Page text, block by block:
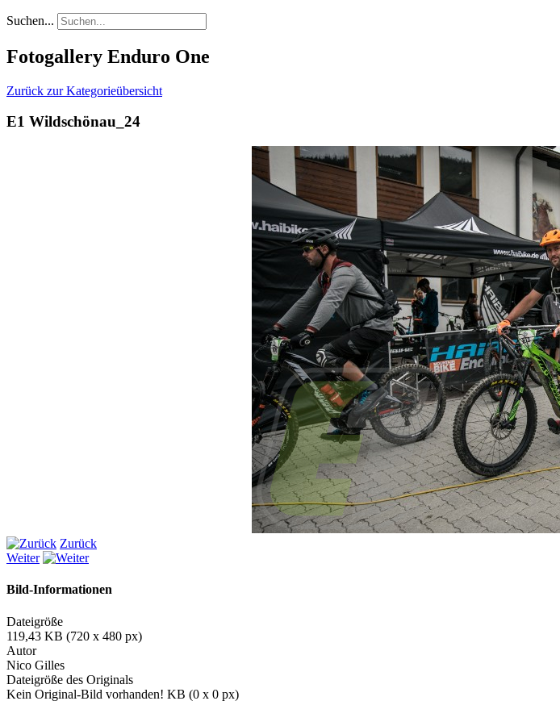
Suchen...
Fotogallery Enduro One
Zurück zur Kategorieübersicht
E1 Wildschönau_24
Zurück
Weiter
Bild-Informationen
Dateigröße
119,43 KB (720 x 480 px)
Autor
Nico Gilles
Dateigröße des Originals
Kein Original-Bild vorhanden! KB (0 x 0 px)